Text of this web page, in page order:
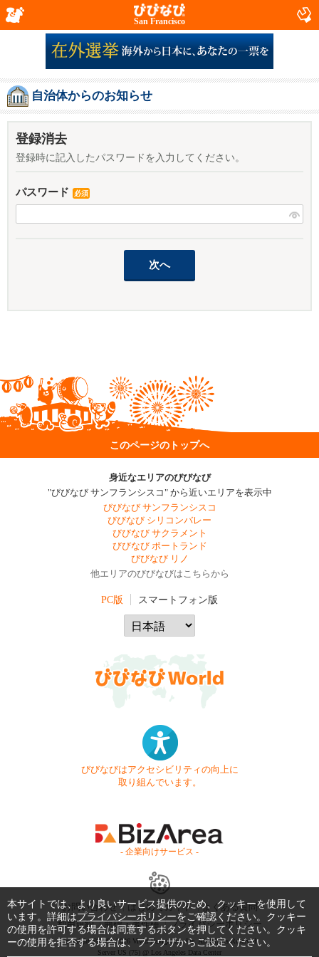
San Francisco
自治体からのお知らせ
登録消去
登録時に記入したパスワードを入力してください。
パスワード 必須
このページのトップへ
身近なエリアのびびなび
"びびなび サンフランシスコ" から近いエリアを表示中
びびなび サンフランシスコ
びびなび シリコンバレー
びびなび サクラメント
びびなび ポートランド
びびなび リノ
他エリアのびびなびはこちらから
PC版 スマートフォン版
びびなびはアクセシビリティの向上に
取り組んでいます。
- 企業向けサービス -
お問い合わせ はじめてガイド
よくある質問
利用規約
商標・著作権 プライバシーポリシー
Copyright © 1999-2026 Vivid Navigation, Inc. All Rights Reserved.
Server US (75) @ Los Angeles Data Center
本サイトでは、より良いサービス提供のため、クッキーを使用して
います。詳細はプライバシーポリシーをご確認ください。クッキー
の使用を許可する場合は同意するボタンを押してください。クッキ
ーの使用を拒否する場合は、ブラウザからご設定ください。